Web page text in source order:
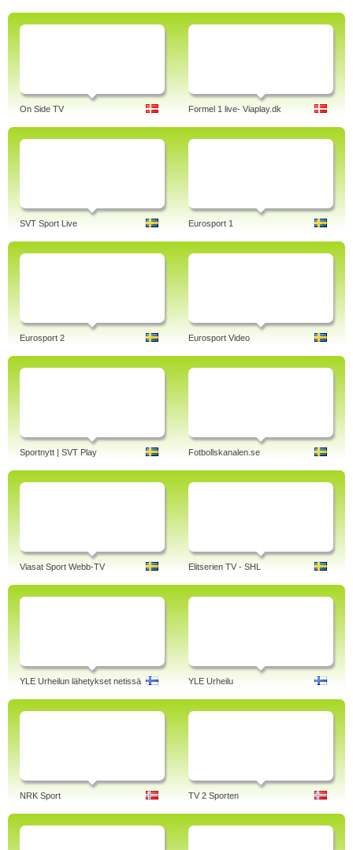
On Side TV Formel 1 live- Viaplay.dk
SVT Sport Live Eurosport 1
Eurosport 2 Eurosport Video
Sportnytt | SVT Play Fotbollskanalen.se
Viasat Sport Webb-TV Elitserien TV - SHL
YLE Urheilun lähetykset netissä YLE Urheilu
NRK Sport TV 2 Sporten